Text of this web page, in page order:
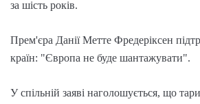
за шість років.
Прем'єра Данії Метте Фредеріксен
країн: "Європа не буде шантажувати".
У спільній заяві наголошується, що